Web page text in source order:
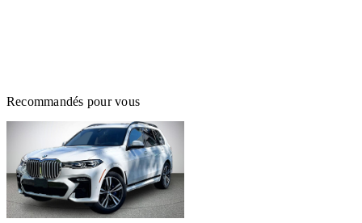
Recommandés pour vous